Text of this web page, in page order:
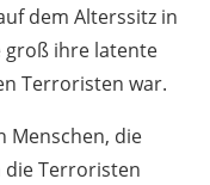
dem Alterssitz in
groß ihre latente
Terroristen war.
Menschen, die
Terroristen